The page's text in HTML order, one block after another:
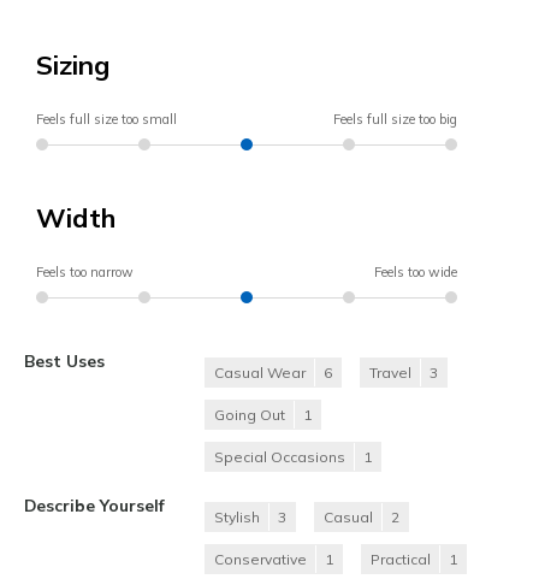
Sizing
Feels full size too small Feels full size too big
Width
Feels too narrow Feels too wide
Best Uses
Casual Wear 6 Travel 3
Going Out 1
Special Occasions 1
Describe Yourself
Stylish 3 Casual 2
Conservative 1 Practical 1